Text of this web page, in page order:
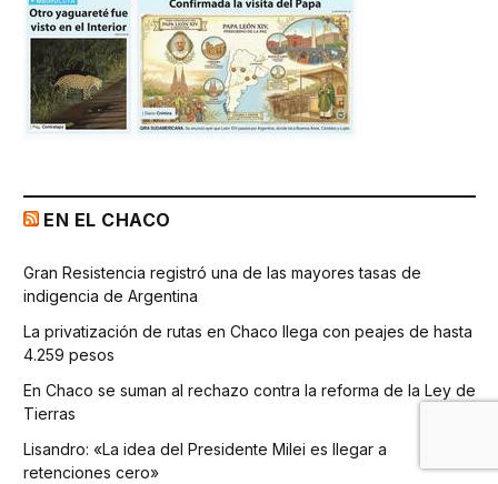
EN EL CHACO
Gran Resistencia registró una de las mayores tasas de
indigencia de Argentina
La privatización de rutas en Chaco llega con peajes de hasta
4.259 pesos
En Chaco se suman al rechazo contra la reforma de la Ley de
Tierras
Lisandro: «La idea del Presidente Milei es llegar a
retenciones cero»